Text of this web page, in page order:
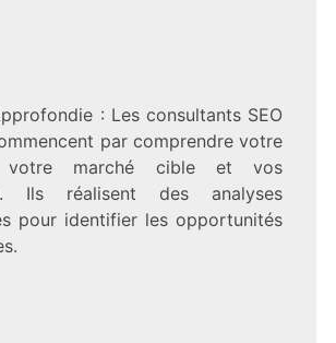
: Les consultants SEO
par comprendre votre
votre marché cible et vos
Ils réalisent des analyses
pour identifier les opportunités